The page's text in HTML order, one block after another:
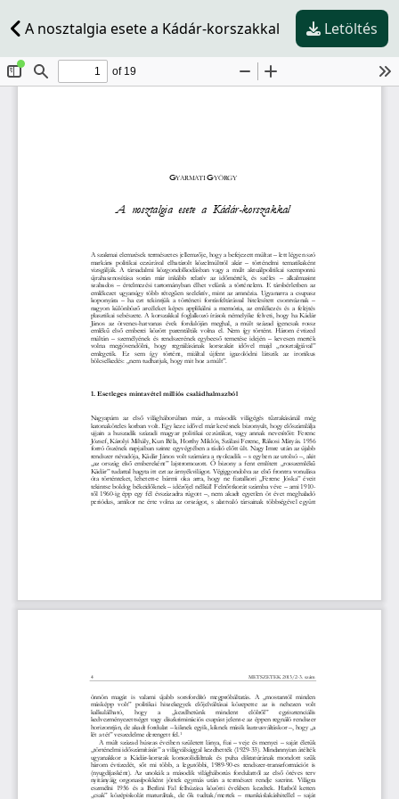
A nosztalgia esete a Kádár-korszakkal Letöltés